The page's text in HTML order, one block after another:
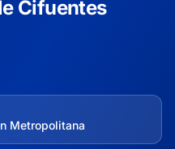
Cifuentes
Metropolitana